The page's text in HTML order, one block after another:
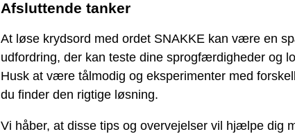
Afsluttende tanker
At løse krydsord med ordet SNAKKE kan være en
udfordring, der kan teste dine sprogfærdigheder og
Husk at være tålmodig og eksperimenter med
du finder den rigtige løsning.
Vi håber, at disse tips og overvejelser vil hjælpe dig